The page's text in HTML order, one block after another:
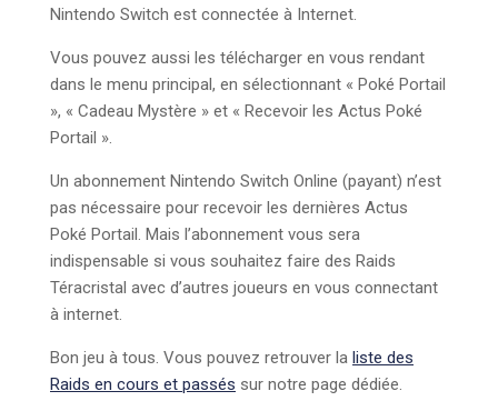
Nintendo Switch est connectée à Internet.
Vous pouvez aussi les télécharger en vous rendant
dans le menu principal, en sélectionnant « Poké Portail
», « Cadeau Mystère » et « Recevoir les Actus Poké
Portail ».
Un abonnement Nintendo Switch Online (payant) n’est
pas nécessaire pour recevoir les dernières Actus
Poké Portail. Mais l’abonnement vous sera
indispensable si vous souhaitez faire des Raids
Téracristal avec d’autres joueurs en vous connectant
à internet.
Bon jeu à tous. Vous pouvez retrouver la liste des
Raids en cours et passés sur notre page dédiée.